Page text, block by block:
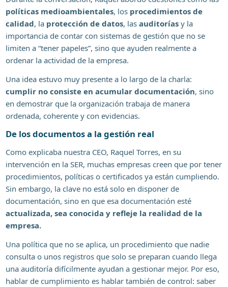
políticas medioambientales, los procedimientos de
calidad, la protección de datos, lasauditoríasy la
importancia de contar con sistemas de gestión que no se
limiten a “tener papeles”, sino que ayuden realmente a
ordenar la actividad de la empresa.
Una idea estuvo muy presente a lo largo de la charla:
cumplir no consiste en acumular documentación, sino
en demostrar que la organización trabaja de manera
ordenada, coherente y con evidencias.
De los documentos a la gestión real
Como explicaba nuestra CEO, Raquel Torres, en su
intervención en la SER, muchas empresas creen que por tener
procedimientos, políticas o certificados ya están cumpliendo.
Sin embargo, la clave no está solo en disponer de
documentación, sino en que esa documentación esté
actualizada, sea conocida y refleje la realidad de la
empresa.
Una política que no se aplica, un procedimiento que nadie
consulta o unos registros que solo se preparan cuando llega
una auditoría difícilmente ayudan a gestionar mejor. Por eso,
hablar de cumplimiento es hablar también de control: saber